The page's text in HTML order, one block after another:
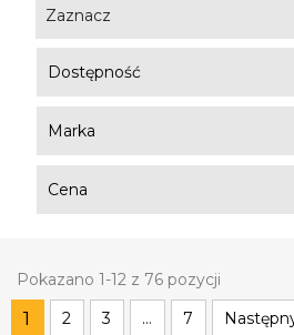
Zaznacz
Dostępność
Marka
Cena
Pokazano 1-12 z 76 pozycji
1 2 3 … 7